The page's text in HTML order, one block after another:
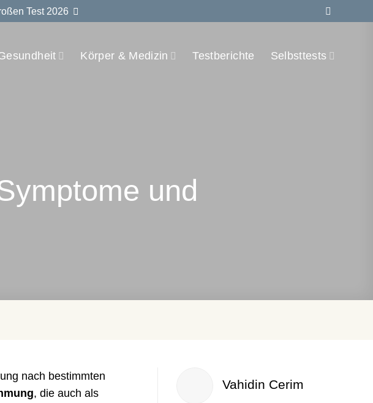
Test 2026
Körper & Medizin Testberichte Selbsttests
und
nach bestimmten
, die auch als
Vahidin Cerim